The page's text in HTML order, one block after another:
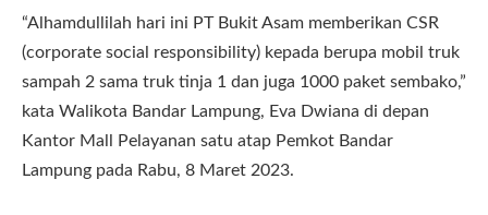
“Alhamdullilah hari ini PT Bukit Asam memberikan CSR
(corporate social responsibility) kepada berupa mobil truk
sampah 2 sama truk tinja 1 dan juga 1000 paket sembako,”
kata Walikota Bandar Lampung, Eva Dwiana di depan
Kantor Mall Pelayanan satu atap Pemkot Bandar
Lampung pada Rabu, 8 Maret 2023.